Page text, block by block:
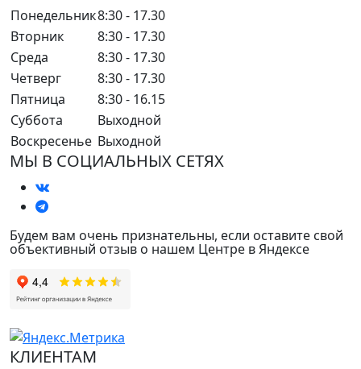
Понедельник8:30 - 17.30
Вторник
8:30 - 17.30
Среда
8:30 - 17.30
Четверг
8:30 - 17.30
Пятница
8:30 - 16.15
Суббота
Выходной
Воскресенье Выходной
МЫ В СОЦИАЛЬНЫХ СЕТЯХ
Будем вам очень признательны, если оставите свой
объективный отзыв о нашем Центре в Яндексе
КЛИЕНТАМ